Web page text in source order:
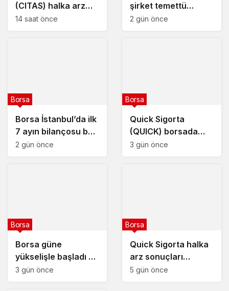
(CITAS) halka arz
tarihleri açıklandı
14 saat önce
şirket temettü
kararını açıkladı – 6
2 gün önce
Borsa İstanbul’da ilk
7 ayın bilançosu belli
oldu
Borsa
2 gün önce
Quick Sigorta
(QUICK) borsada
yarın işlem görmeye
Borsa
3 gün önce
Borsa güne
yükselişle başladı –
5 Ağustos 2026
Borsa
3 gün önce
Quick Sigorta halka
arz sonuçları
açıklandı : Quick
Borsa
5 gün önce